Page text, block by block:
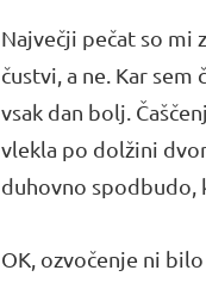
Največji pečat so mi
čustvi, a ne. Kar
vsak dan bolj.
vlekla po dolžini
duhovno spodbudo,
OK, ozvočenje ni